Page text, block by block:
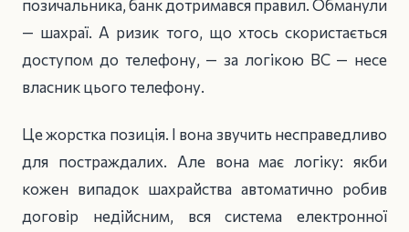
позичальника, банк дотримався правил. Обманули
— шахраї. А ризик того, що хтось скористається
доступом до телефону, — за логікою ВС — несе
власник цього телефону.
Це жорстка позиція. І вона звучить несправедливо
для постраждалих. Але вона має логіку: якби
кожен випадок шахрайства автоматично робив
договір недійсним, вся система електронної